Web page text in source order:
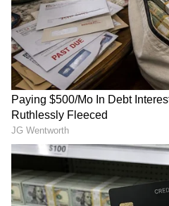
5
సింహరాశికి సూర్యుడు